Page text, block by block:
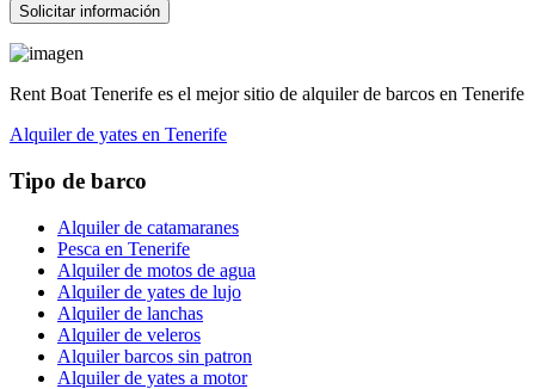
Solicitar información
Rent Boat Tenerife es el mejor sitio de alquiler de barcos en Tenerife
Alquiler de yates en Tenerife
Tipo de barco
Alquiler de catamaranes
Pesca en Tenerife
Alquiler de motos de agua
Alquiler de yates de lujo
Alquiler de lanchas
Alquiler de veleros
Alquiler barcos sin patron
Alquiler de yates a motor